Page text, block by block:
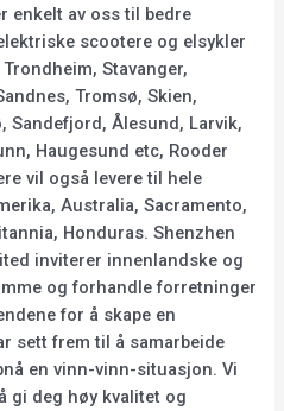
enkelt av oss til bedre
scootere og elsykler
Stavanger,
Tromsø, Skien,
Sandefjord, Ålesund, Larvik,
Haugesund etc, Rooder
vil også levere til hele
Australia, Sacramento,
Honduras. Shenzhen
inviterer innenlandske og
og forhandle forretninger
for å skape en
sett frem til å samarbeide
en vinn-vinn-situasjon. Vi
gi deg høy kvalitet og